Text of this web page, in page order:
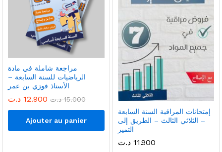
مراجعة شاملة في مادة
الرياضيات للسنة السابعة –
الأستاذ فوزي بن عمر
12.900 د.ت 15.000 د.ت
Ajouter au panier
إمتحانات المراقبة السنة السابعة
– الثلاثي الثالث – الطريق إلى
التميز
11.900 د.ت